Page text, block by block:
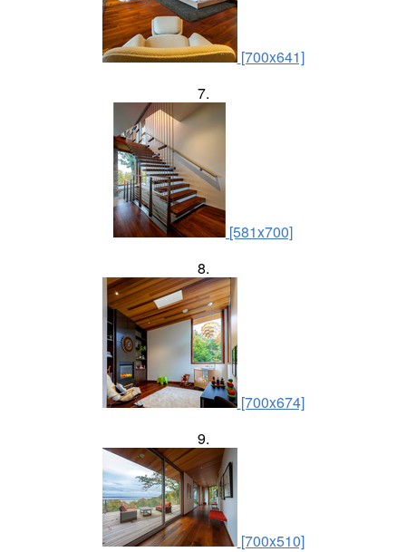
[700x641]
7.
[581x700]
8.
[700x674]
9.
[700x510]